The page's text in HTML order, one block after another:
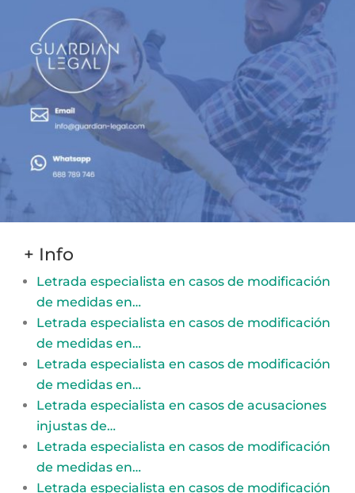
+ Info
Letrada especialista en casos de modificación
de medidas en…
Letrada especialista en casos de modificación
de medidas en…
Letrada especialista en casos de modificación
de medidas en…
Letrada especialista en casos de acusaciones
injustas de…
Letrada especialista en casos de modificación
de medidas en…
Letrada especialista en casos de modificación